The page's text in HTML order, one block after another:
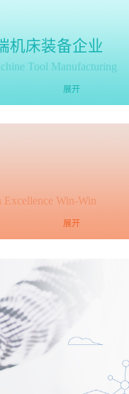
机床装备企业
Tool Manufacturing
展开
Excellence Win-Win
展开